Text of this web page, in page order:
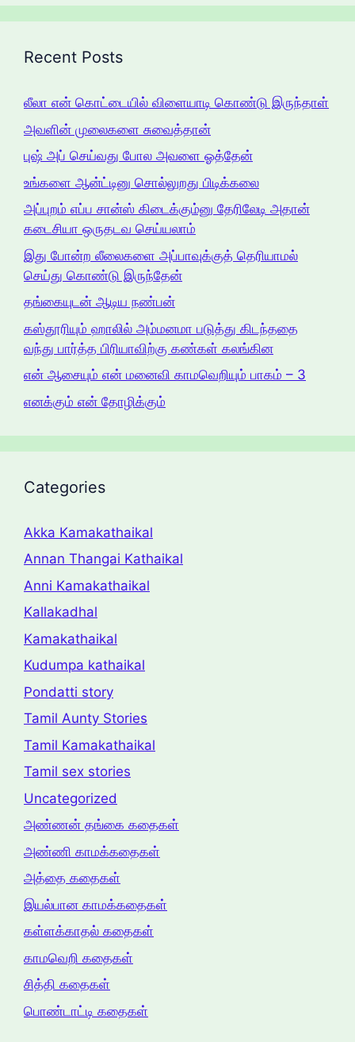
Recent Posts
லீலா என் கொட்டையில் விளையாடி கொண்டு இருந்தாள்
அவளின் முலைகளை சுவைத்தான்
புஷ் அப் செய்வது போல அவளை ஓத்தேன்
உங்களை ஆன்ட்டினு சொல்லுறது பிடிக்கலை
அப்புறம் எப்ப சான்ஸ் கிடைக்கும்னு தேரிலேடி அதான்
கடைசியா ஒருதடவ செய்யலாம்
இது போன்ற லீலைகளை அப்பாவுக்குத் தெரியாமல்
செய்து கொண்டு இருந்தேன்
தங்கையுடன் ஆடிய நண்பன்
கஸ்தூரியும் ஹாலில் அம்மனமா படுத்து கிடந்ததை
வந்து பார்த்த பிரியாவிற்கு கண்கள் கலங்கின
என் ஆசையும் என் மனைவி காமவெறியும் பாகம் – 3
எனக்கும் என் தோழிக்கும்
Categories
Akka Kamakathaikal
Annan Thangai Kathaikal
Anni Kamakathaikal
Kallakadhal
Kamakathaikal
Kudumpa kathaikal
Pondatti story
Tamil Aunty Stories
Tamil Kamakathaikal
Tamil sex stories
Uncategorized
அண்ணன் தங்கை கதைகள்
அண்ணி காமக்கதைகள்
அத்தை கதைகள்
இயல்பான காமக்கதைகள்
கள்ளக்காதல் கதைகள்
காமவெறி கதைகள்
சித்தி கதைகள்
பொண்டாட்டி கதைகள்